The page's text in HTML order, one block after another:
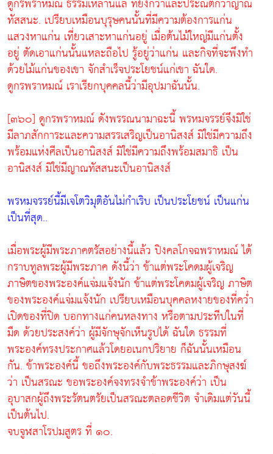
ทัสสนะ. เปรียบเหมือนบุรุษคนนั้นที่มีความต้องการแก่น
แสวงหาแก่น เที่ยวเสาะหาแก่นอยู่ เมื่อต้นไม้ใหญ่มีแก่นตั้ง
อยู่ ตัดเอาแก่นนั้นแหละถือไป รู้อยู่ว่าแก่น และกิจที่จะพึงทำ
ด้วยไม้แก่นของเขา จักสำเร็จประโยชน์แก่เขา ฉันใด.
ดูกรพราหมณ์ เราเรียกบุคคลนี้ว่ามีอุปมาฉันนั้น.
[๓๖๐] ดูกรพราหมณ์ ดังพรรณนามาฉะนี้ พรหมจรรย์จึงมิใช่
มีลาภสักการะและความสรรเสริญเป็นอานิสงส์ มิใช่มีความถึง
พร้อมแห่งศีลเป็นอานิสงส์ มิใช่มีความถึงพร้อมสมาธิ เป็น
อานิสงส์ มิใช่มีญาณทัสสนะเป็นอานิสงส์
พรหมจรรย์นี้มีเจโตวิมุติอันไม่กำเริบ เป็นประโยชน์ เป็นแก่น
เป็นที่สุด..
เมื่อพระผู้มีพระภาคตรัสอย่างนี้แล้ว ปิงคลโกจฉพราหมณ์ ได้
กราบทูลพระผู้มีพระภาค ดังนี้ว่า ข้าแต่พระโคดมผู้เจริญ
ภาษิตของพระองค์แจ่มแจ้งนัก ข้าแต่พระโคดมผู้เจริญ ภาษิต
ของพระองค์แจ่มแจ้งนัก เปรียบเหมือนบุคคลหงายของที่คว่ำ
เปิดของที่ปิด บอกทางแก่คนหลงทาง หรือตามประทีปในที่
มืด ด้วยประสงค์ว่า ผู้มีจักษุจักเห็นรูปได้ ฉันใด ธรรมที่
พระองค์ทรงประกาศแล้วโดยอเนกปริยาย ก็ฉันนั้นเหมือน
กัน. ข้าพระองค์นี้ ขอถึงพระองค์กับพระธรรมและภิกษุสงฆ์
ว่า เป็นสรณะ ขอพระองค์จงทรงจำข้าพระองค์ว่า เป็น
อุบาสกผู้ถึงพระรัตนตรัยเป็นสรณะตลอดชีวิต จำเดิมแต่วันนี้
เป็นต้นไป.
จบจูฬสาโรปมสูตร ที่ ๑๐.